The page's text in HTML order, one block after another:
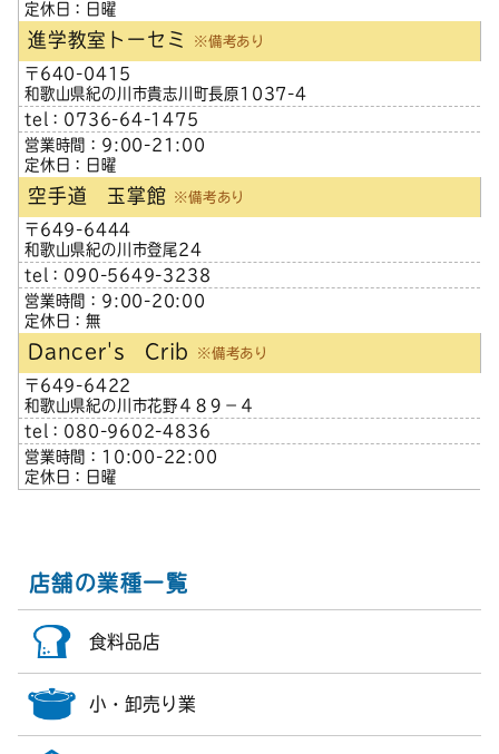
定休日：日曜
進学教室トーセミ ※備考あり
〒640-0415
和歌山県紀の川市貴志川町長原1037-4
tel：0736-64-1475
営業時間：9:00-21:00
定休日：日曜
空手道 玉掌館 ※備考あり
〒649-6444
和歌山県紀の川市登尾24
tel：090-5649-3238
営業時間：9:00-20:00
定休日：無
Dancer's Crib ※備考あり
〒649-6422
和歌山県紀の川市花野４８９−４
tel：080-9602-4836
営業時間：10:00-22:00
定休日：日曜
店舗の業種一覧
食料品店
小・卸売り業